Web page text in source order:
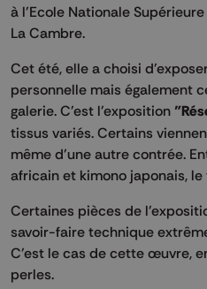
à l'Ecole Nationale
La Cambre.
Cet été, elle a choisi
personnelle mais également
galerie. C'est l'exposition
tissus variés. Certains
même d'une autre contrée.
africain et kimono japonais,
Certaines pièces de
savoir-faire technique
C'est le cas de cette œuvre,
perles.